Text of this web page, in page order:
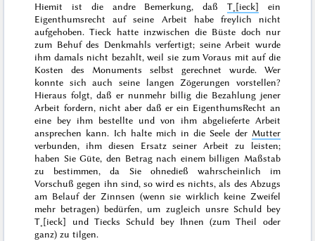
Hiemit ist die andre Bemerkung, daß T˖[ieck] ein
Eigenthumsrecht auf seine Arbeit habe freylich nicht
aufgehoben. Tieck hatte inzwischen die Büste doch nur
zum Behuf des Denkmahls verfertigt; seine Arbeit wurde
ihm damals nicht bezahlt, weil sie zum Voraus mit auf die
Kosten des Monuments selbst gerechnet wurde. Wer
konnte sich auch seine langen Zögerungen vorstellen?
Hieraus folgt, daß er nunmehr billig die Bezahlung jener
Arbeit fordern, nicht aber daß er ein EigenthumsRecht an
eine bey ihm bestellte und von ihm abgelieferte Arbeit
ansprechen kann. Ich halte mich in die Seele der Mutter
verbunden, ihm diesen Ersatz seiner Arbeit zu leisten;
haben Sie Güte, den Betrag nach einem billigen Maßstab
zu bestimmen, da Sie ohnedieß wahrscheinlich im
Vorschuß gegen ihn sind, so wird es nichts, als des Abzugs
am Belauf der Zinnsen (wenn sie wirklich keine Zweifel
mehr betragen) bedürfen, um zugleich unsre Schuld bey
T˖[ieck] und Tiecks Schuld bey Ihnen (zum Theil oder
ganz) zu tilgen.